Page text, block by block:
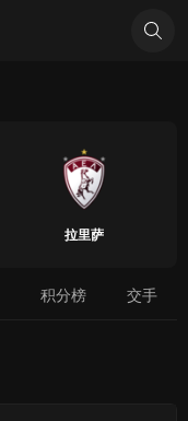
拉里萨
积分榜 交手